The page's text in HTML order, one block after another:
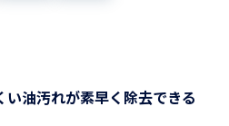
油汚れが素早く除去できる